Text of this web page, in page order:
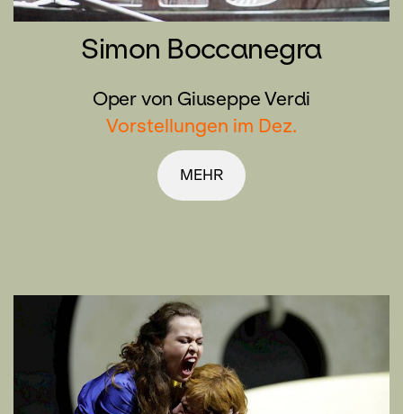
Simon Boccanegra
Oper von Giuseppe Verdi
Vorstellungen im Dez.
MEHR